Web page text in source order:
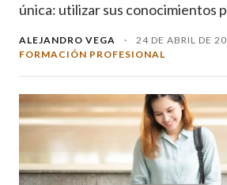
única: utilizar sus conocimientos
ALEJANDRO VEGA · 24 DE ABRIL DE
FORMACIÓN PROFESIONAL